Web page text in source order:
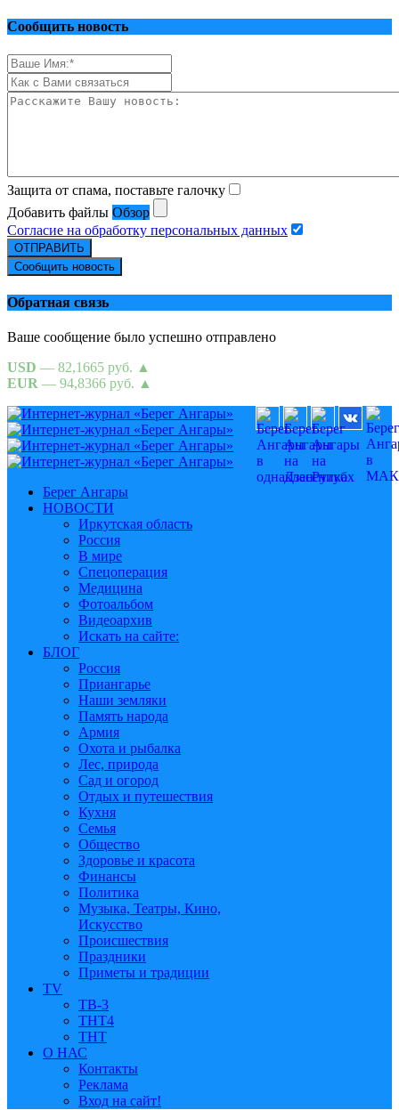
Сообщить новость
Защита от спама, поставьте галочку
Добавить файлы Обзор
Согласие на обработку персональных данных
ОТПРАВИТЬ
Сообщить новость
Обратная связь
Ваше сообщение было успешно отправлено
USD — 82,1665 руб. ▲
EUR — 94,8366 руб. ▲
Берег Ангары
НОВОСТИ
Иркутская область
Россия
В мире
Спецоперация
Медицина
Фотоальбом
Видеоархив
Искать на сайте:
БЛОГ
Россия
Приангарье
Наши земляки
Память народа
Армия
Охота и рыбалка
Лес, природа
Сад и огород
Отдых и путешествия
Кухня
Семья
Общество
Здоровье и красота
Финансы
Политика
Музыка, Театры, Кино,
Искусство
Происшествия
Праздники
Приметы и традиции
TV
ТВ-3
ТНТ4
ТНТ
О НАС
Контакты
Реклама
Вход на сайт!